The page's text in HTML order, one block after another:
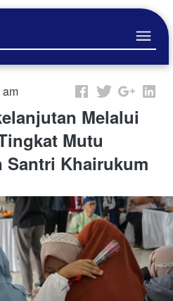
Melalui
Mutu
Santri Khairukum